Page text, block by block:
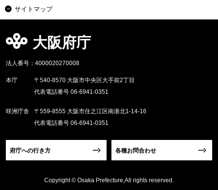
サイトマップ
大阪府庁
法人番号：4000020270008
本庁
〒540-8570 大阪市中央区大手前2丁目
代表電話番号 06-6941-0351
咲洲庁舎
〒559-8555 大阪市住之江区南港北1-14-16
代表電話番号 06-6941-0351
府庁への行き方 各種お問合わせ
Copyright © Osaka Prefecture,All rights reserved.